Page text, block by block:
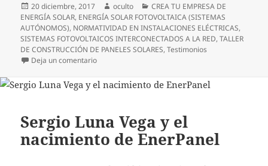
Publicado
el
20 diciembre, 2017 Autor
oculto Categorías
CREA TU EMPRESA DE
ENERGÍA SOLAR, ENERGÍA SOLAR FOTOVOLTAICA (SISTEMAS
AUTÓNOMOS), NORMATIVIDAD EN INSTALACIONES ELÉCTRICAS,
SISTEMAS FOTOVOLTAICOS INTERCONECTADOS A LA RED,TALLER
DE CONSTRUCCIÓN DE PANELES SOLARES,Testimonios
Deja un comentarioen Alberto Gutiérrez, Veracruzano y Emprendedor
Sergio Luna Vega y el
nacimiento de EnerPanel